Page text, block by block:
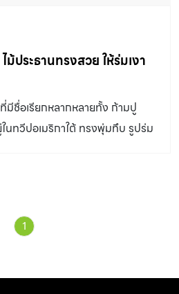
ประธานทรงสวย ให้ร่มเงา
มีชื่อเรียกหลากหลายทั้ง ก้ามปู
นทวีปอเมริกาใต้ ทรงพุ่มทึบ รูปร่ม
1